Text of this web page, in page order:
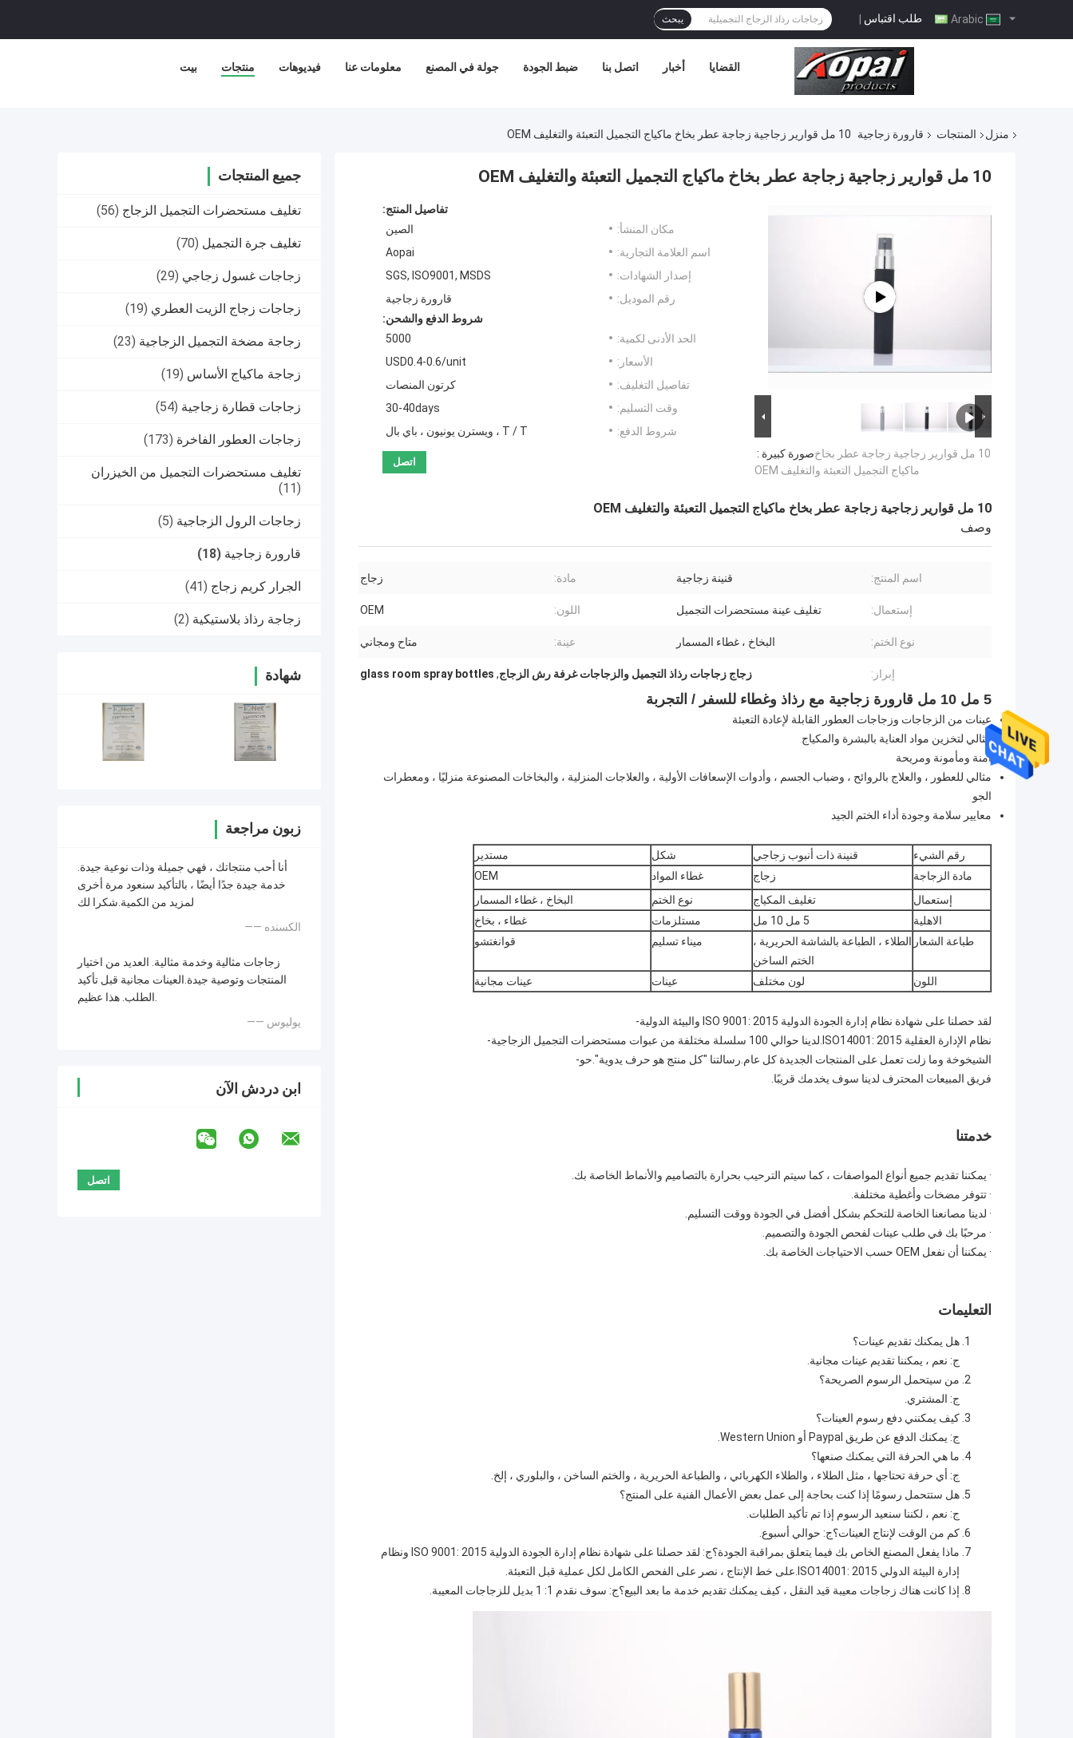
طلب اقتباس | يبحث
بيت منتجات فيديوهات معلومات عنا جولة في المصنع ضبط الجودة اتصل بنا أخبار القضايا
منزل المنتجات قارورة زجاجية 10 مل قوارير زجاجية زجاجة عطر بخاخ ماكياج التجميل التعبئة والتغليف OEM
جميع المنتجات
تغليف مستحضرات التجميل الزجاج (56)
تغليف جرة التجميل (70)
زجاجات غسول زجاجي (29)
زجاجات زجاج الزيت العطري (19)
زجاجة مضخة التجميل الزجاجية (23)
زجاجة ماكياج الأساس (19)
زجاجات قطارة زجاجية (54)
زجاجات العطور الفاخرة (173)
تغليف مستحضرات التجميل من الخيزران
(11)
زجاجات الرول الزجاجية (5)
قارورة زجاجية (18)
الجرار كريم زجاج (41)
زجاجة رذاذ بلاستيكية (2)
شهادة
زبون مراجعة
أنا أحب منتجاتك ، فهي جميلة وذات نوعية جيدة.
خدمة جيدة جدًا أيضًا ، بالتأكيد سنعود مرة أخرى
لمزيد من الكمية.شكرا لك
—— الكسنده
زجاجات مثالية وخدمة مثالية. العديد من اختيار
المنتجات وتوصية جيدة.العينات مجانية قبل تأكيد
الطلب. هذا عظيم.
—— يوليوس
ابن دردش الآن
10 مل قوارير زجاجية زجاجة عطر بخاخ ماكياج التجميل التعبئة والتغليف OEM
صورة كبيرة :10 مل قوارير زجاجية زجاجة عطر بخاخ
ماكياج التجميل التعبئة والتغليف OEM
تفاصيل المنتج:
مكان المنشأ:
الصين
اسم العلامة التجارية:
Aopai
إصدار الشهادات:
SGS, ISO9001, MSDS
رقم الموديل:
قارورة زجاجية
شروط الدفع والشحن:
الحد الأدنى لكمية:
5000
الأسعار:
USD0.4-0.6/unit
تفاصيل التغليف:
كرتون المنصات
وقت التسليم:
30-40days
شروط الدفع:
T / T ، ويسترن يونيون ، باي بال
اتصل
10 مل قوارير زجاجية زجاجة عطر بخاخ ماكياج التجميل التعبئة والتغليف OEM
وصف
اسم المنتج: قنينة زجاجية مادة: زجاج
إستعمال: تغليف عينة مستحضرات التجميل اللون: OEM
نوع الختم: البخاخ ، غطاء المسمار عينة: متاح ومجاني
إبراز: زجاج زجاجات رذاذ التجميل والزجاجات غرفة رش الزجاج,
glass room spray bottles
5 مل 10 مل قارورة زجاجية مع رذاذ وغطاء للسفر / التجربة
عينات من الزجاجات وزجاجات العطور القابلة لإعادة التعبئة
مثالي لتخزين مواد العناية بالبشرة والمكياج
آمنة ومأمونة ومريحة
مثالي للعطور ، والعلاج بالروائح ، وضباب الجسم ، وأدوات الإسعافات الأولية ، والعلاجات المنزلية ، والبخاخات المصنوعة منزليًا ، ومعطرات
الجو
معايير سلامة وجودة أداء الختم الجيد
رقم الشيء قنينة ذات أنبوب زجاجي شكل
مستدير
مادة الزجاجة
زجاج غطاء المواد
OEM
إستعمال
تغليف المكياج نوع الختم
البخاخ ، غطاء المسمار
الاهلية
5 مل 10 مل مستلزمات
غطاء ، بخاخ
طباعة الشعار الطلاء ، الطباعة بالشاشة الحريرية ،
الختم الساخن
ميناء تسليم قوانغتشو
اللون لون مختلف عينات عينات مجانية
لقد حصلنا على شهادة نظام إدارة الجودة الدولية ISO 9001: 2015 والبيئة الدولية-
نظام الإدارة العقلية ISO14001: 2015.لدينا حوالي 100 سلسلة مختلفة من عبوات مستحضرات التجميل الزجاجية-
الشيخوخة وما زلت تعمل على المنتجات الجديدة كل عام.رسالتنا "كل منتج هو حرف يدوية".حو-
فريق المبيعات المحترف لدينا سوف يخدمك قريبًا.
خدمتنا
· يمكننا تقديم جميع أنواع المواصفات ، كما سيتم الترحيب بحرارة بالتصاميم والأنماط الخاصة بك.
· تتوفر مضخات وأغطية مختلفة.
· لدينا مصانعنا الخاصة للتحكم بشكل أفضل في الجودة ووقت التسليم.
· مرحبًا بك في طلب عينات لفحص الجودة والتصميم.
· يمكننا أن نفعل OEM حسب الاحتياجات الخاصة بك.
التعليمات
هل يمكنك تقديم عينات؟
ج: نعم ، يمكننا تقديم عينات مجانية.
من سيتحمل الرسوم الصريحة؟
ج: المشتري.
كيف يمكنني دفع رسوم العينات؟
ج: يمكنك الدفع عن طريق Paypal أو Western Union.
ما هي الحرفة التي يمكنك صنعها؟
ج: أي حرفة تحتاجها ، مثل الطلاء ، والطلاء الكهربائي ، والطباعة الحريرية ، والختم الساخن ، والبلوري ، إلخ.
هل ستتحمل رسومًا إذا كنت بحاجة إلى عمل بعض الأعمال الفنية على المنتج؟
ج: نعم ، لكننا سنعيد الرسوم إذا تم تأكيد الطلبات.
كم من الوقت لإنتاج العينات؟ج: حوالي أسبوع.
ماذا يفعل المصنع الخاص بك فيما يتعلق بمراقبة الجودة؟ج: لقد حصلنا على شهادة نظام إدارة الجودة الدولية ISO 9001: 2015 ونظام
إدارة البيئة الدولي ISO14001: 2015.على خط الإنتاج ، نصر على الفحص الكامل لكل عملية قبل التعبئة.
إذا كانت هناك زجاجات معيبة قيد النقل ، كيف يمكنك تقديم خدمة ما بعد البيع؟ج: سوف نقدم 1: 1 بديل للزجاجات المعيبة.